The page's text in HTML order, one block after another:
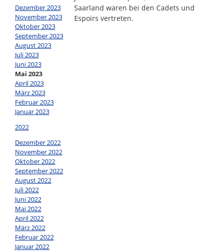
Saarland waren bei den Cadets und
Espoirs vertreten.
Dezember 2023
November 2023
Oktober 2023
September 2023
August 2023
Juli 2023
Juni 2023
Mai 2023
April 2023
März 2023
Februar 2023
Januar 2023
2022
Dezember 2022
November 2022
Oktober 2022
September 2022
August 2022
Juli 2022
Juni 2022
Mai 2022
April 2022
März 2022
Februar 2022
Januar 2022